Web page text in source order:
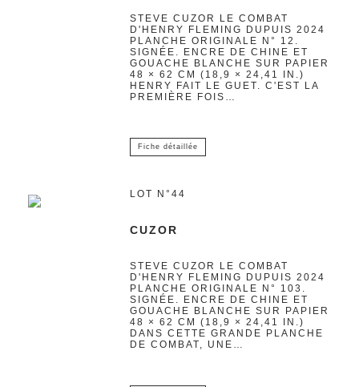
STEVE CUZOR LE COMBAT
D'HENRY FLEMING DUPUIS 2024
PLANCHE ORIGINALE N° 12.
SIGNÉE. ENCRE DE CHINE ET
GOUACHE BLANCHE SUR PAPIER
48 × 62 CM (18,9 × 24,41 IN.)
HENRY FAIT LE GUET. C'EST LA
PREMIÈRE FOIS…
Fiche détaillée
LOT N°44
CUZOR
STEVE CUZOR LE COMBAT
D'HENRY FLEMING DUPUIS 2024
PLANCHE ORIGINALE N° 103.
SIGNÉE. ENCRE DE CHINE ET
GOUACHE BLANCHE SUR PAPIER
48 × 62 CM (18,9 × 24,41 IN.)
DANS CETTE GRANDE PLANCHE
DE COMBAT, UNE…